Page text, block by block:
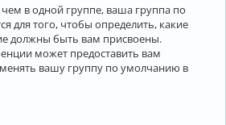
чем в одной группе, ваша группа по
для того, чтобы определить, какие
должны быть вам присвоены.
может предоставить вам
вашу группу по умолчанию в